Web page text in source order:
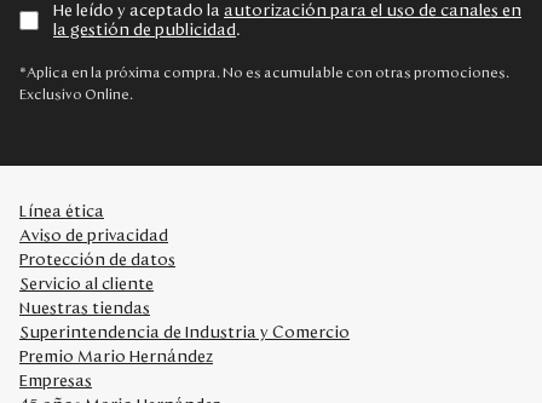
He leído y aceptado la autorización para el uso de canales en
la gestión de publicidad .
*Aplica en la próxima compra. No es acumulable con otras promociones.
Exclusivo Online.
Línea ética
Aviso de privacidad
Protección de datos
Servicio al cliente
Nuestras tiendas
Superintendencia de Industria y Comercio
Premio Mario Hernández
Empresas